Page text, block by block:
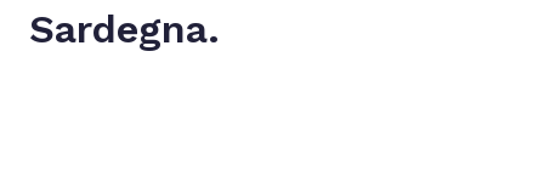
Sardegna.